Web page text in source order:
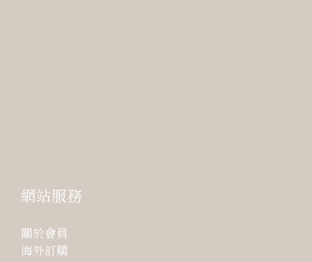
網站服務
關於會員
海外訂購